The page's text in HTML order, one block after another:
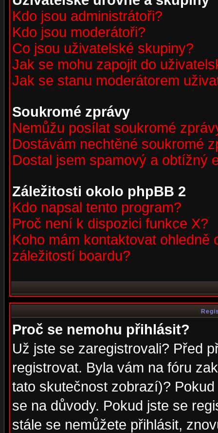
Kdo jsou administrátoři?
Kdo jsou moderátoři?
Co jsou uživatelské skupiny?
Jak se mohu zapojit do
Jak se stanu moderátorem
Soukromé zprávy
Nemůžu posílat soukromé
Dostávám nechtěné soukromé
Dostal jsem spamový a obtížný
Záležitosti okolo phpBB 2
Kdo napsal tento program?
Proč není k dispozici funkce X?
Koho mám kontaktovat
záležitostí boardu?
Proč se nemohu přihlásit?
Už jste se zaregistrovali? Před
registrovat. Byla vám na fóru
tato skutečnost zobrazí)?
se na důvody. Pokud jste se
stále se nemůžete přihlásit,